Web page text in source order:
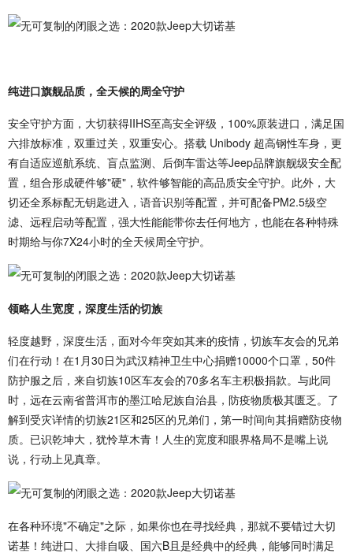
纯进口旗舰品质，全天候的周全守护
安全守护方面，大切获得IIHS至高安全评级，100%原装进口，满足国
六排放标准，双重过关，双重安心。搭载 Unibody 超高钢性车身，更
有自适应巡航系统、盲点监测、后倒车雷达等Jeep品牌旗舰级安全配
置，组合形成硬件够"硬"，软件够智能的高品质安全守护。此外，大
切还全系标配无钥匙进入，语音识别等配置，并可配备PM2.5级空
滤、远程启动等配置，强大性能能带你去任何地方，也能在各种特殊
时期给与你7X24小时的全天候周全守护。
领略人生宽度，深度生活的切族
轻度越野，深度生活，面对今年突如其来的疫情，切族车友会的兄弟
们在行动！在1月30日为武汉精神卫生中心捐赠10000个口罩，50件
防护服之后，来自切族10区车友会的70多名车主积极捐款。与此同
时，远在云南省普洱市的墨江哈尼族自治县，防疫物质极其匮乏。了
解到受灾详情的切族21区和25区的兄弟们，第一时间向其捐赠防疫物
质。已识乾坤大，犹怜草木青！人生的宽度和眼界格局不是嘴上说
说，行动上见真章。
在各种环境"不确定"之际，如果你也在寻找经典，那就不要错过大切
诺基！纯进口、大排自吸、国六B且是经典中的经典，能够同时满足